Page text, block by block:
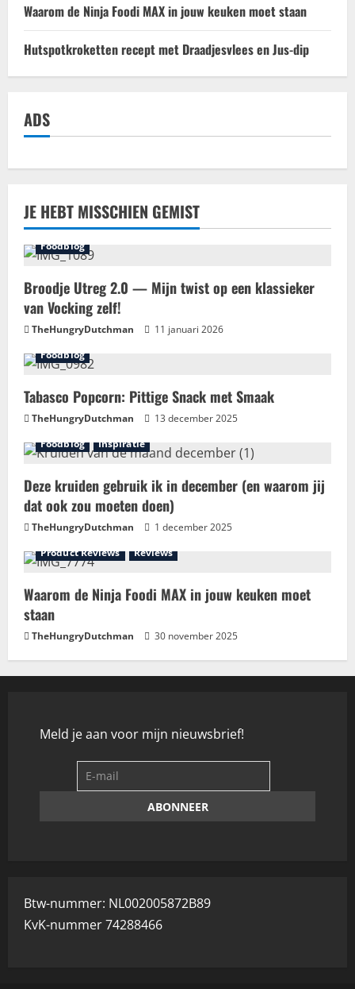
Waarom de Ninja Foodi MAX in jouw keuken moet staan
Hutspotkroketten recept met Draadjesvlees en Jus-dip
ADS
JE HEBT MISSCHIEN GEMIST
Foodblog
Broodje Utreg 2.0 — Mijn twist op een klassieker
van Vocking zelf!
TheHungryDutchman
11 januari 2026
Foodblog
Tabasco Popcorn: Pittige Snack met Smaak
TheHungryDutchman
13 december 2025
Foodblog
Inspiratie
Deze kruiden gebruik ik in december (en waarom jij
dat ook zou moeten doen)
TheHungryDutchman
1 december 2025
Product Reviews
Reviews
Waarom de Ninja Foodi MAX in jouw keuken moet
staan
TheHungryDutchman 30 november 2025
Meld je aan voor mijn nieuwsbrief!
Btw-nummer: NL002005872B89
KvK-nummer 74288466